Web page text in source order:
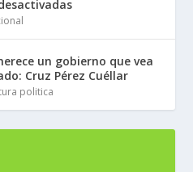
un gobierno que vea
Cruz Pérez Cuéllar
politica